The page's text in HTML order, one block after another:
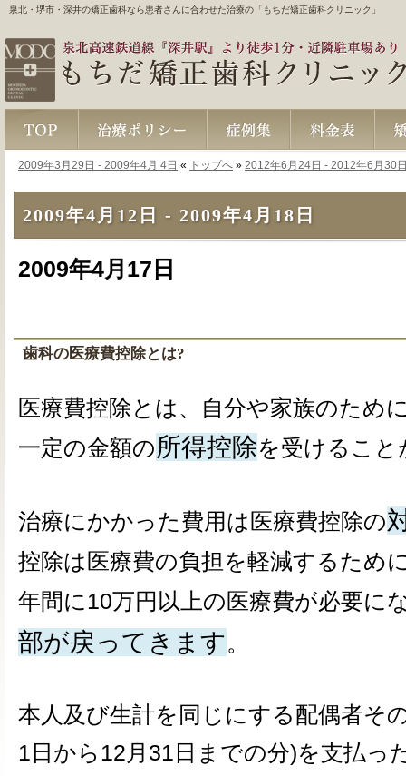
2009年4月12日 - 2009年4月18日
泉北・堺市・深井の矯正歯科なら患者さんに合わせた治療の「もちだ矯正歯科クリニック」
2009年3月29日 - 2009年4月 4日 « トップへ » 2012年6月24日 - 2012年6月30
2009年4月17日
歯科の医療費控除とは?
医療費控除とは、自分や家族のため
一定の金額の所得控除を受けるこ
治療にかかった費用は医療費控除の
控除は医療費の負担を軽減するため
年間に10万円以上の医療費が必要に
部が戻ってきます。
本人及び生計を同じにする配偶者そ
1日から12月31日までの分)を支払っ